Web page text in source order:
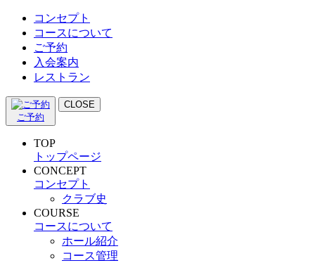
コンセプト
コースについて
ご予約
入会案内
レストラン
ご予約
CLOSE
TOP
トップページ
CONCEPT
コンセプト
クラブ史
COURSE
コースについて
ホール紹介
コース管理